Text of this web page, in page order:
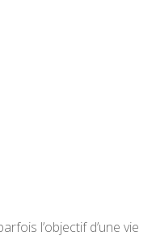
l’objectif d’une vie